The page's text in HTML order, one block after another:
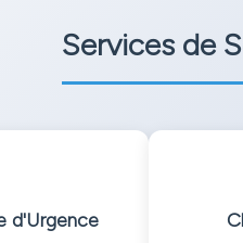
Services de
d'Urgence